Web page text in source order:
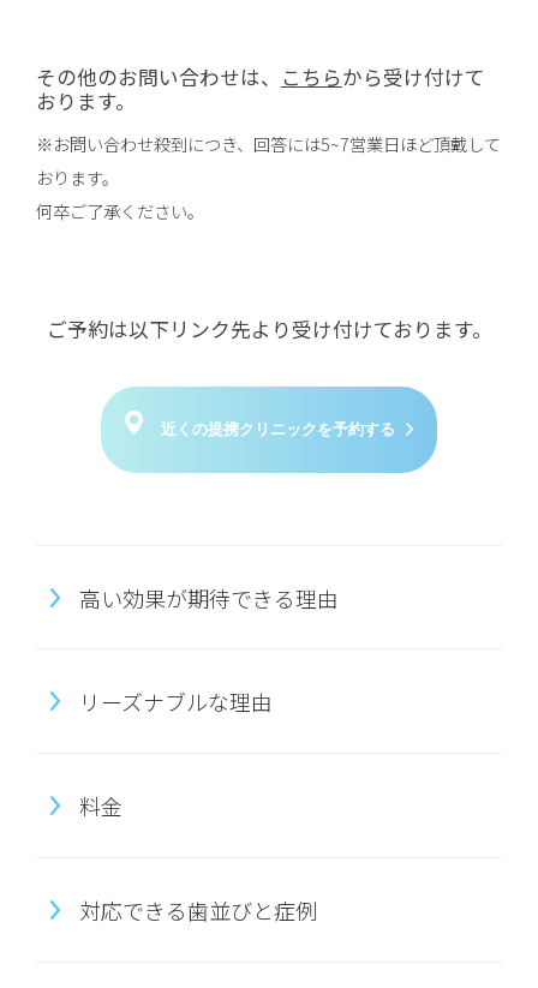
その他のお問い合わせは、 こちらから受け付けて
おります。
※お問い合わせ殺到につき、回答には5~7営業日ほど頂戴して
おります。
何卒ご了承ください。
ご予約は以下リンク先より受け付けております。
近くの提携クリニックを予約する
高い効果が期待できる理由
リーズナブルな理由
料金
対応できる歯並びと症例